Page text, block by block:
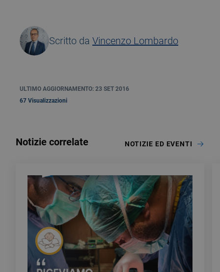
Scritto da Vincenzo Lombardo
ULTIMO AGGIORNAMENTO: 23 SET 2016
67 Visualizzazioni
Notizie correlate NOTIZIE ED EVENTI